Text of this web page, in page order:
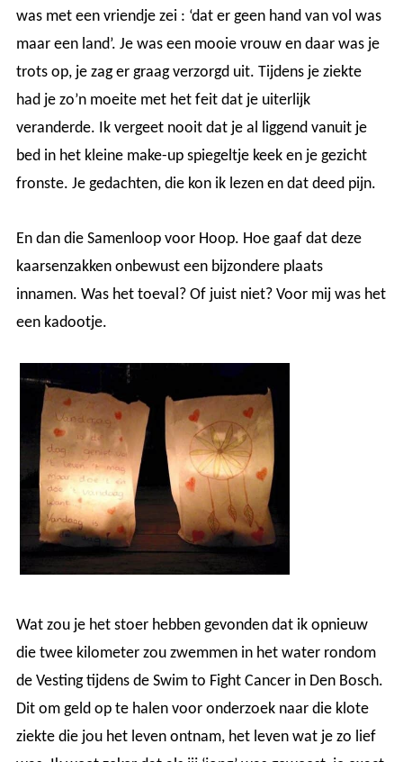
was met een vriendje zei : ‘dat er geen hand van vol was
maar een land’. Je was een mooie vrouw en daar was je
trots op, je zag er graag verzorgd uit. Tijdens je ziekte
had je zo’n moeite met het feit dat je uiterlijk
veranderde. Ik vergeet nooit dat je al liggend vanuit je
bed in het kleine make-up spiegeltje keek en je gezicht
fronste. Je gedachten, die kon ik lezen en dat deed pijn.
En dan die Samenloop voor Hoop. Hoe gaaf dat deze
kaarsenzakken onbewust een bijzondere plaats
innamen. Was het toeval? Of juist niet? Voor mij was het
een kadootje.
Wat zou je het stoer hebben gevonden dat ik opnieuw
die twee kilometer zou zwemmen in het water rondom
de Vesting tijdens de Swim to Fight Cancer in Den Bosch.
Dit om geld op te halen voor onderzoek naar die klote
ziekte die jou het leven ontnam, het leven wat je zo lief